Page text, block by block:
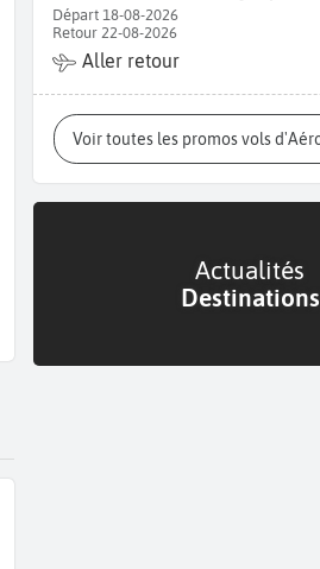
Départ 18-08-2026
Retour 22-08-2026
Aller retour
Voir toutes les promos vols
Actualités
Destinations